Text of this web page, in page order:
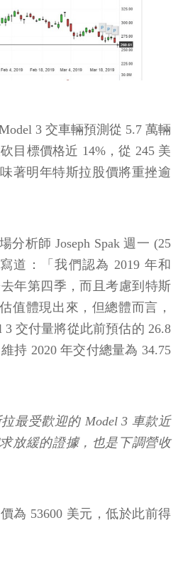
3 交車輛預測從 5.7 萬輛
目標價格近 14%，從 245 美
著明年特斯拉股價將重挫逾
分析師 Joseph Spak 週一 (25
道：「我們認為 2019 年和
年第四季，而且考慮到特斯
值體現出來，但總體而言，
3 交付量將從此前預估的 26.8
持 2020 年交付總量為 34.75
拉最受歡迎的 Model 3 車款近
放緩的證據，也是下調營收
為 53600 美元，低於此前得